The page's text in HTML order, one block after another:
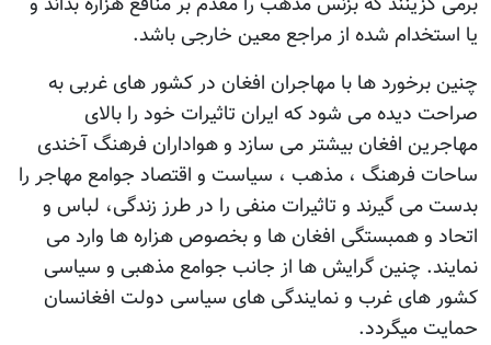
یا استخدام شده از مراجع معین خارجی باشد.
چنین برخورد ها با مهاجران افغان در کشور های غربی به
صراحت دیده می شود که ایران تاثیرات خود را بالای
مهاجرین افغان بیشتر می سازد و هواداران فرهنگ آخندی
ساحات فرهنگ ، مذهب ، سیاست و اقتصاد جوامع مهاجر را
بدست می گیرند و تاثیرات منفی را در طرز زندگی، لباس و
اتحاد و همبستگی افغان ها و بخصوص هزاره ها وارد می
نمایند. چنین گرایش ها از جانب جوامع مذهبی و سیاسی
کشور های غرب و نمایندگی های سیاسی دولت افغانسان
حمایت میگردد.